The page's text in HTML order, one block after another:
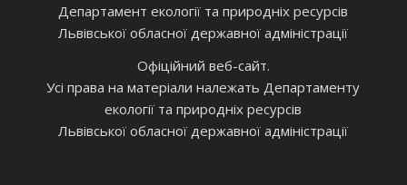
Департамент екології та природніх ресурсів
Львівської обласної державної адміністрації
Офіційний веб-сайт.
Усі права на матеріали належать Департаменту
екології та природніх ресурсів
Львівської обласної державної адміністрації